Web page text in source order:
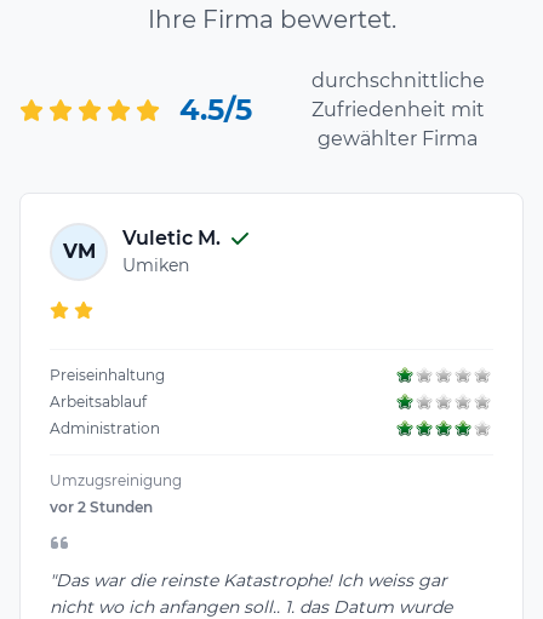
Ihre Firma bewertet.
4.5/5
durchschnittliche
Zufriedenheit mit
gewählter Firma
VM
Vuletic M.
Umiken
Preiseinhaltung
Arbeitsablauf
Administration
Umzugsreinigung
vor 2 Stunden
"Das war die reinste Katastrophe! Ich weiss gar
nicht wo ich anfangen soll.. 1. das Datum wurde